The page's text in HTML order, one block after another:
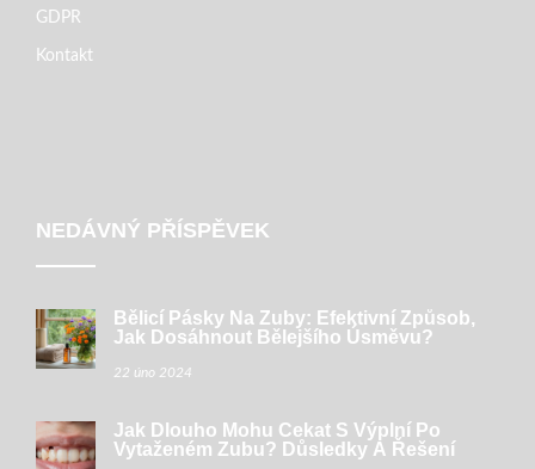
GDPR
Kontakt
NEDÁVNÝ PŘÍSPĚVEK
Bělicí Pásky Na Zuby: Efektivní Způsob,
Jak Dosáhnout Bělejšího Úsměvu?
22 úno 2024
Jak Dlouho Mohu Čekat S Výplní Po
Vytaženém Zubu? Důsledky A Řešení